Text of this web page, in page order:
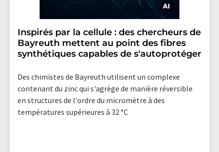
Inspirés par la cellule : des chercheurs de
Bayreuth mettent au point des fibres
synthétiques capables de s'autoprotéger
Des chimistes de Bayreuth utilisent un complexe
contenant du zinc qui s'agrège de manière réversible
en structures de l'ordre du micromètre à des
températures supérieures à 32 °C